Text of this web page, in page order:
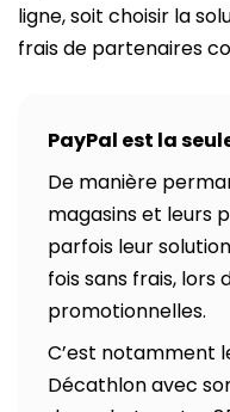
ligne, soit choisir la
frais de partenaires
PayPal est la
De manière
magasins et leurs
parfois leur
fois sans frais, lors
promotionnelles.
C’est notamment
Décathlon avec